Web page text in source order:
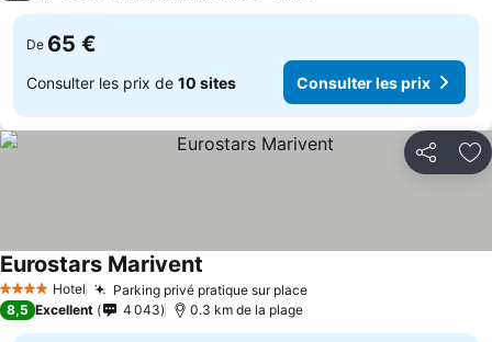
De 65 €
Consulter les prix de 10 sites Consulter les prix
Partager
4 Étoiles Hotel Parking privé pratique sur place
Eurostars Marivent
8,5 Excellent 4 043 0.3 km de la plage